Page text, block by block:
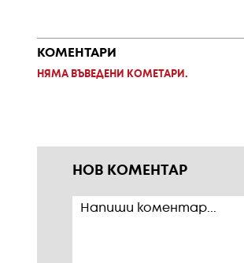
КОМЕНТАРИ
НЯМА ВЪВЕДЕНИ КОМЕТАРИ.
НОВ КОМЕНТАР